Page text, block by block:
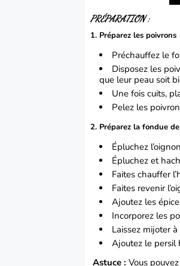
PRÉPARATION :
1. Préparez les poivrons
Préchauffez le
Disposez les
que leur peau soit
Une fois cuits,
Pelez les
2. Préparez la fondue
Épluchez
Épluchez et
Faites chauffer
Faites revenir
Ajoutez les
Incorporez les
Laissez mijoter
Ajoutez le persil
Astuce : Vous